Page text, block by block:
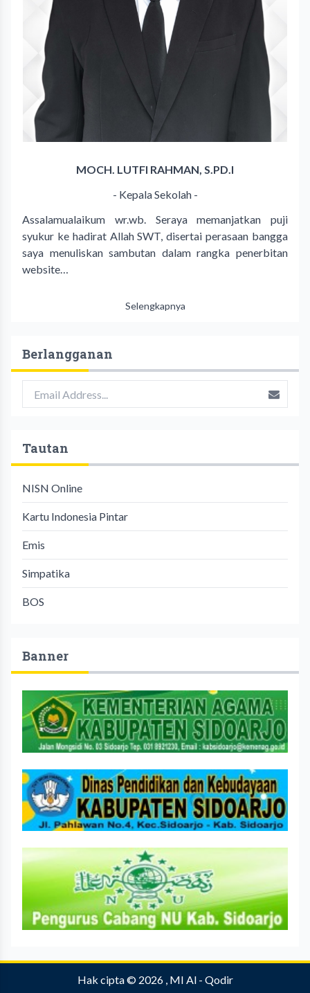
MOCH. LUTFI RAHMAN, S.PD.I
- Kepala Sekolah -
Assalamualaikum wr.wb. Seraya memanjatkan puji
syukur ke hadirat Allah SWT, disertai perasaan bangga
saya menuliskan sambutan dalam rangka penerbitan
website…
Selengkapnya
Berlangganan
Tautan
NISN Online
Kartu Indonesia Pintar
Emis
Simpatika
BOS
Banner
Hak cipta © 2026 , MI Al - Qodir